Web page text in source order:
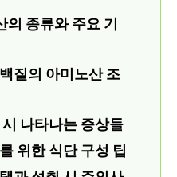
종류와 주요 기
질의 아미노산 조
나타나는 증상들
위한 식단 구성 팁